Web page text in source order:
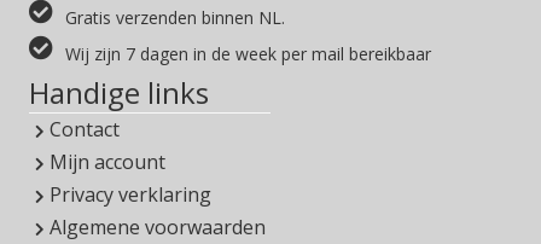
Gratis verzenden binnen NL.
Wij zijn 7 dagen in de week per mail bereikbaar
Handige links
Contact
Mijn account
Privacy verklaring
Algemene voorwaarden